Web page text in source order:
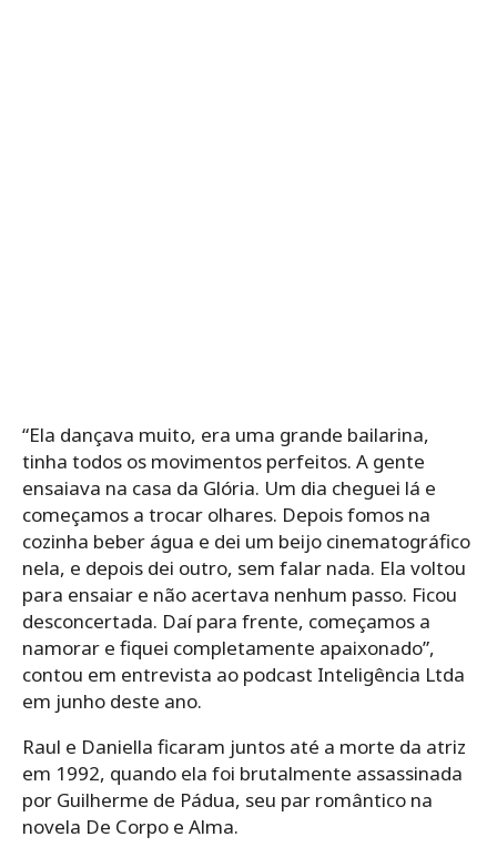
“Ela dançava muito, era uma grande bailarina,
tinha todos os movimentos perfeitos. A gente
ensaiava na casa da Glória. Um dia cheguei lá e
começamos a trocar olhares. Depois fomos na
cozinha beber água e dei um beijo cinematográfico
nela, e depois dei outro, sem falar nada. Ela voltou
para ensaiar e não acertava nenhum passo. Ficou
desconcertada. Daí para frente, começamos a
namorar e fiquei completamente apaixonado”,
contou em entrevista ao podcast Inteligência Ltda
em junho deste ano.
Raul e Daniella ficaram juntos até a morte da atriz
em 1992, quando ela foi brutalmente assassinada
por Guilherme de Pádua, seu par romântico na
novela De Corpo e Alma.